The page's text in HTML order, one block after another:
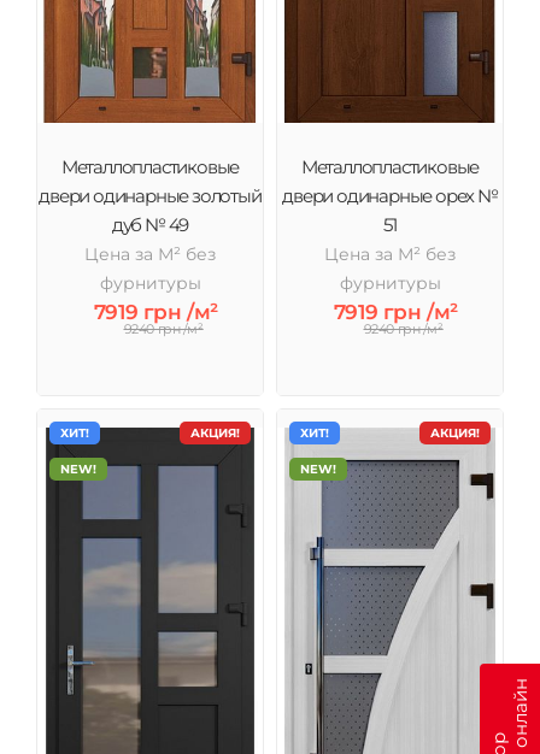
Металлопластиковые
двери одинарные золотый
дуб № 49
Цена за М² без
фурнитуры
7919 грн /м²
9240 грн /м²
Металлопластиковые
двери одинарные орех №
51
Цена за М² без
фурнитуры
7919 грн /м²
9240 грн /м²
АКЦИЯ!
ХИТ!
NEW!
АКЦИЯ!
ХИТ!
NEW!